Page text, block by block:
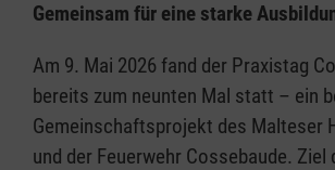
Gemeinsam für eine starke
Am 9. Mai 2026 fand der Praxistag
bereits zum neunten Mal statt – ein
Gemeinschaftsprojekt des Malteser
und der Feuerwehr Cossebaude. Ziel